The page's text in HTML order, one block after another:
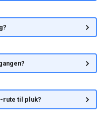
rute til pluk?